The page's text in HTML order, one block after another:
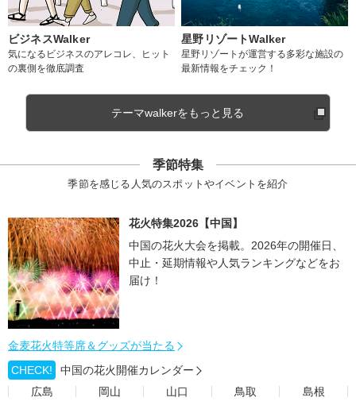
ビジネスWalker
気になるビジネスのアレコレ、ヒット
の裏側を徹底調査
星野リゾートWalker
星野リゾートが運営する多彩な施設の
最新情報をチェック！
テーマwalkerをもっと見る
季節特集
季節を感じる人気のスポットやイベントを紹介
花火特集2026【中国】
中国の花火大会を掲載。2026年の開催日、
中止・延期情報や人気ランキングなどをお
届け！
金麦花火特等席＆グッズが当たる
CHECK!
中国の花火開催カレンダー
広島
岡山 山口 鳥取 島根